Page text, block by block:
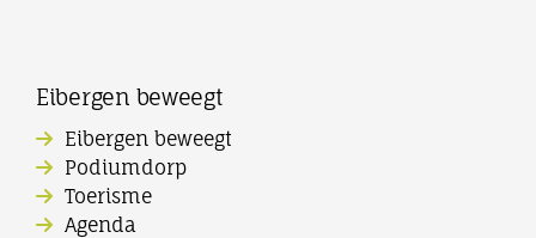
Eibergen beweegt
Eibergen beweegt
Podiumdorp
Toerisme
Agenda